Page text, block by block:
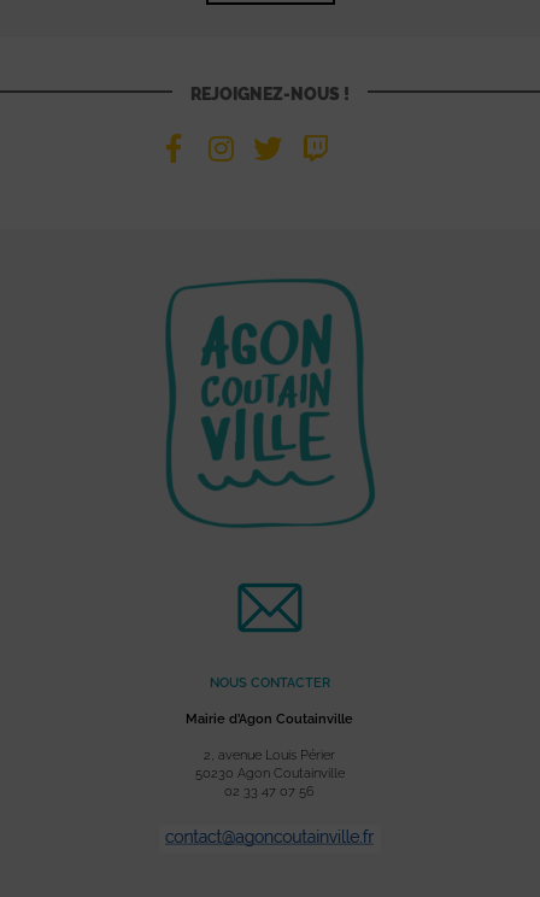
REJOIGNEZ-NOUS !
NOUS CONTACTER
Mairie d’Agon Coutainville
2, avenue Louis Périer
50230 Agon Coutainville
02 33 47 07 56